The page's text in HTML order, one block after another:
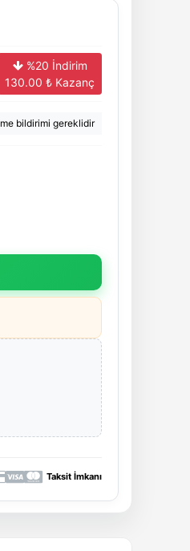
%20 İndirim
130.00 ₺ Kazanç
bildirimi gereklidir
Taksit İmkanı